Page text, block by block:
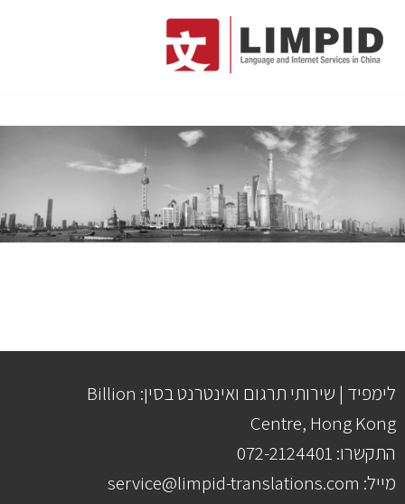
לימפיד | שירותי תרגום ואינטרנט בסין: Billion
Centre, Hong Kong
התקשרו: 072-2124401
מייל: service@limpid-translations.com